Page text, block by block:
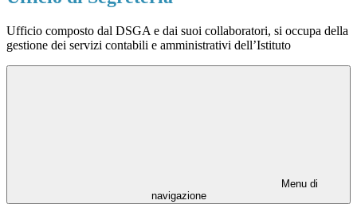
Ufficio composto dal DSGA e dai suoi collaboratori, si occupa della
gestione dei servizi contabili e amministrativi dell’Istituto
Menu di
navigazione